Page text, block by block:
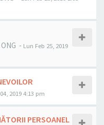
- Lun Feb 25, 2019
2019 4:13 pm
PERSOANEL